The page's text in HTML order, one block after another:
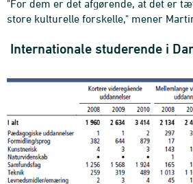
"For dem er det afgørende, at det er
store kulturelle forskelle," mener
Internationale studerende i